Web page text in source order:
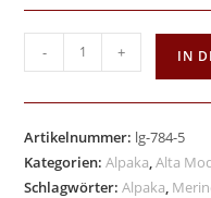
- + IN
Artikelnummer: lg-784-5
Kategorien:Alpaka,Alta
Schlagwörter:Alpaka,